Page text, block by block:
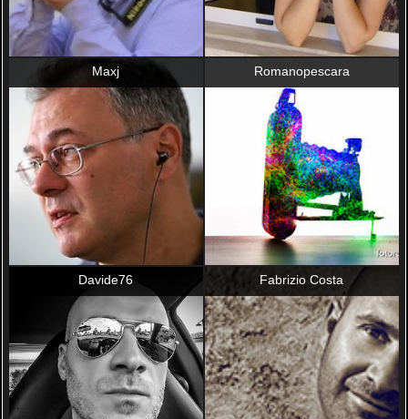
Maxj Romanopescara
Davide76 Fabrizio Costa